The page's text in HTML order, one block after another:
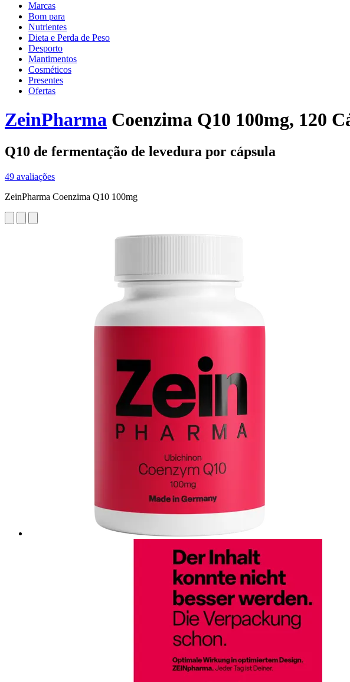
Marcas
Bom para
Nutrientes
Dieta e Perda de Peso
Desporto
Mantimentos
Cosméticos
Presentes
Ofertas
ZeinPharma Coenzima Q10 100mg, 120
Q10 de fermentação de levedura por cápsula
49 avaliações
ZeinPharma Coenzima Q10 100mg